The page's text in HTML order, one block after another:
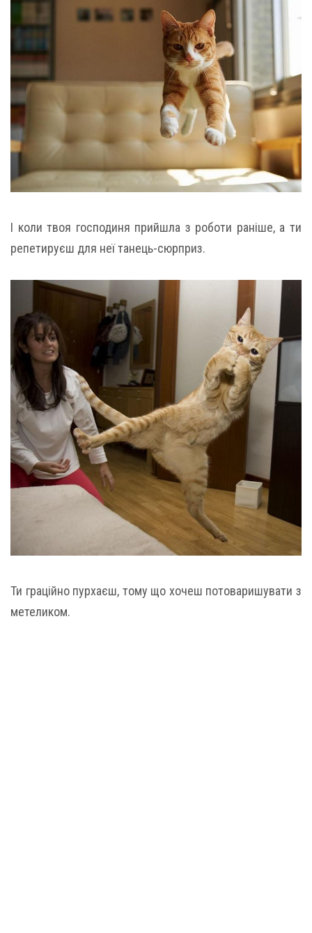
І коли твоя господиня прийшла з роботи раніше, а ти
репетируєш для неї танець-сюрприз.
Ти граційно пурхаєш, тому що хочеш потоваришувати з
метеликом.